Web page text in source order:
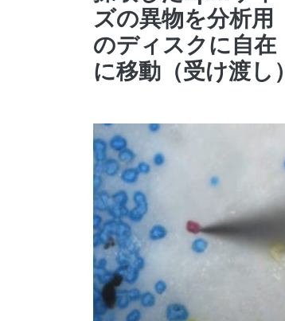
ズの異物を分析用
のディスクに自在
に移動（受け渡し）